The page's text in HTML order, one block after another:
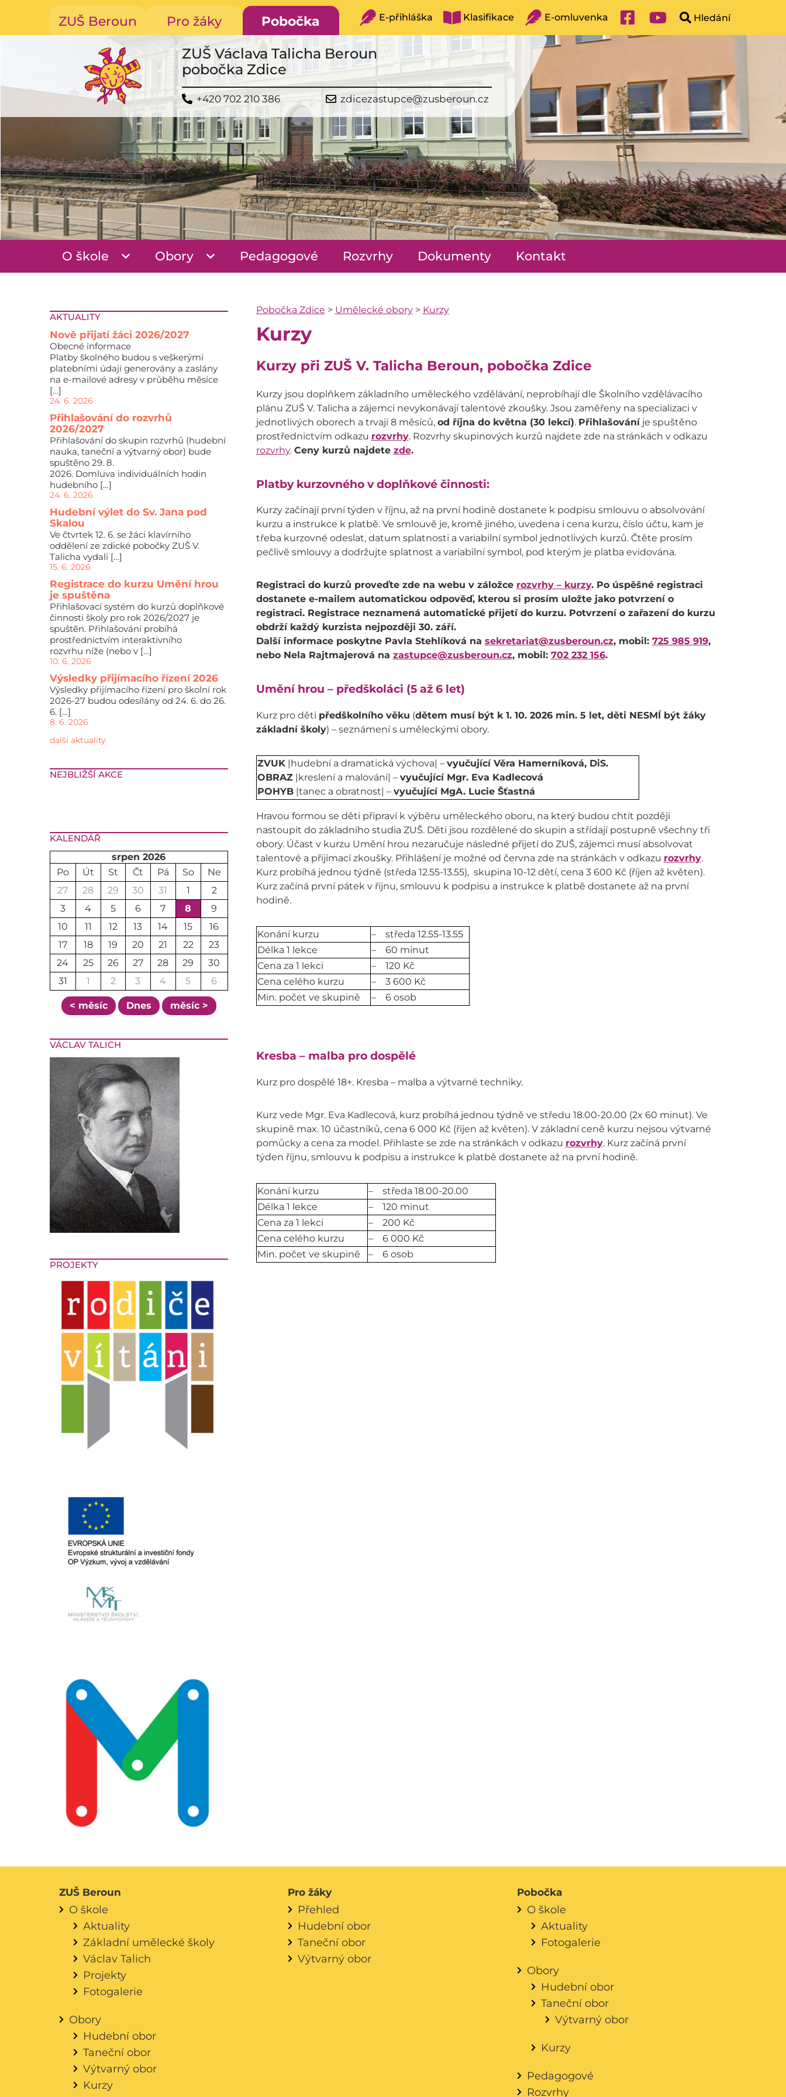
ZUŠ Beroun Pro žáky Pobočka E-přihláška Klasifikace E-omluvenka
ZUŠ Václava Talicha Beroun
pobočka Zdice
+420 702 210 386 zdicezastupce@zusberoun.cz
O škole Obory Pedagogové Rozvrhy Dokumenty Kontakt
AKTUALITY
Nově přijatí žáci 2026/2027
Obecné informace
Platby školného budou s veškerými
platebními údaji generovány a zaslány
na e-mailové adresy v průběhu měsíce
[…]
24. 6. 2026
Přihlašování do rozvrhů
2026/2027
Přihlašování do skupin rozvrhů (hudební
nauka, taneční a výtvarný obor) bude
spuštěno 29. 8.
2026. Domluva individuálních hodin
hudebního […]
24. 6. 2026
Hudební výlet do Sv. Jana pod
Skalou
Ve čtvrtek 12. 6. se žáci klavírního
oddělení ze zdické pobočky ZUŠ V.
Talicha vydali […]
15. 6. 2026
Registrace do kurzu Umění hrou
je spuštěna
Přihlašovací systém do kurzů doplňkové
činnosti školy pro rok 2026/2027 je
spuštěn. Přihlašování probíhá
prostřednictvím interaktivního
rozvrhu níže (nebo v […]
10. 6. 2026
Výsledky přijímacího řízení 2026
Výsledky přijímacího řízení pro školní rok
2026-27 budou odesílány od 24. 6. do 26.
6. […]
8. 6. 2026
další aktuality
NEJBLIŽŠÍ AKCE
KALENDÁŘ
srpen 2026
Po
Út St Čt Pá So
Ne
27
28 29 30 31 1
2
3
4 5 6 7 8
9
10
11 12 13 14 15
16
17
18 19 20 21 22
23
24
25 26 27 28 29
30
31
1 2 3 4 5 6
< měsíc Dnes měsíc >
VÁCLAV TALICH
PROJEKTY
Pobočka Zdice > Umělecké obory> Kurzy
Kurzy
Kurzy při ZUŠ V. Talicha Beroun, pobočka Zdice
Kurzy jsou doplňkem základního uměleckého vzdělávání, neprobíhají dle Školního vzdělávacího
plánu ZUŠ V. Talicha a zájemci nevykonávají talentové zkoušky. Jsou zaměřeny na specializaci v
jednotlivých oborech a trvají 8 měsíců, od října do května (30 lekcí). Přihlašováníje spuštěno
prostřednictvím odkazu rozvrhy. Rozvrhy skupinových kurzů najdete zde na stránkách v odkazu
rozvrhy. Ceny kurzů najdete zde.
Platby kurzovného v doplňkové činnosti:
Kurzy začínají první týden v říjnu, až na první hodině dostanete k podpisu smlouvu o absolvování
kurzu a instrukce k platbě. Ve smlouvě je, kromě jiného, uvedena i cena kurzu, číslo účtu, kam je
třeba kurzovné odeslat, datum splatnosti a variabilní symbol jednotlivých kurzů. Čtěte prosím
pečlivě smlouvy a dodržujte splatnost a variabilní symbol, pod kterým je platba evidována.
Registraci do kurzů proveďte zde na webu v záložce rozvrhy – kurzy. Po úspěšné registraci
dostanete e-mailem automatickou odpověď, kterou si prosím uložte jako potvrzení o
registraci. Registrace neznamená automatické přijetí do kurzu. Potvrzení o zařazení do kurzu
obdrží každý kurzista nejpozději 30. září.
Další informace poskytne Pavla Stehlíková na sekretariat@zusberoun.cz, mobil: 725 985 919,
nebo Nela Rajtmajerová na zastupce@zusberoun.cz, mobil: 702 232 156.
Umění hrou – předškoláci (5 až 6 let)
Kurz pro děti předškolního věku (dětem musí být k 1. 10. 2026 min. 5 let, děti NESMÍ být žáky
základní školy) – seznámení s uměleckými obory.
ZVUK|hudební a dramatická výchova| – vyučující Věra Hamerníková, DiS.
OBRAZ|kreslení a malování| – vyučující Mgr. Eva Kadlecová
POHYB|tanec a obratnost| – vyučující MgA. Lucie Šťastná
Hravou formou se děti připraví k výběru uměleckého oboru, na který budou chtít později
nastoupit do základního studia ZUŠ. Děti jsou rozdělené do skupin a střídají postupně všechny tři
obory. Účast v kurzu Umění hrou nezaručuje následné přijetí do ZUŠ, zájemci musí absolvovat
talentové a přijímací zkoušky. Přihlášení je možné od června zde na stránkách v odkazu rozvrhy.
Kurz probíhá jednou týdně (středa 12.55-13.55), skupina 10-12 dětí, cena 3 600 Kč (říjen až květen).
Kurz začíná první pátek v říjnu, smlouvu k podpisu a instrukce k platbě dostanete až na první
hodině.
Konání kurzu
– středa 12.55-13.55
Délka 1 lekce
– 60 minut
Cena za 1 lekci
– 120 Kč
Cena celého kurzu
– 3 600 Kč
Min. počet ve skupině
– 6 osob
Kresba – malba pro dospělé
Kurz pro dospělé 18+. Kresba – malba a výtvarné techniky.
Kurz vede Mgr. Eva Kadlecová, kurz probíhá jednou týdně ve středu 18.00-20.00 (2x 60 minut). Ve
skupině max. 10 účastníků, cena 6 000 Kč (říjen až květen). V základní ceně kurzu nejsou výtvarné
pomůcky a cena za model. Přihlaste se zde na stránkách v odkazu rozvrhy. Kurz začíná první
týden říjnu, smlouvu k podpisu a instrukce k platbě dostanete až na první hodině.
Konání kurzu
– středa 18.00-20.00
Délka 1 lekce
– 120 minut
Cena za 1 lekci
– 200 Kč
Cena celého kurzu
– 6 000 Kč
Min. počet ve skupině
– 6 osob
ZUŠ Beroun
O škole
Aktuality
Základní umělecké školy
Václav Talich
Projekty
Fotogalerie
Obory
Hudební obor
Taneční obor
Výtvarný obor
Kurzy
Pro žáky
Přehled
Hudební obor
Taneční obor
Výtvarný obor
Pobočka
O škole
Aktuality
Fotogalerie
Obory
Hudební obor
Taneční obor
Výtvarný obor
Kurzy
Pedagogové
Rozvrhy